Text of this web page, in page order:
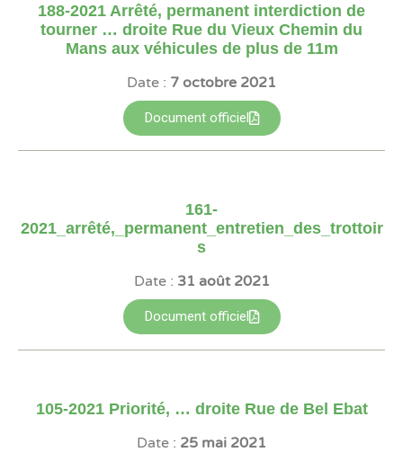
188-2021 Arrêté‚ permanent interdiction de
tourner … droite Rue du Vieux Chemin du
Mans aux véhicules de plus de 11m
Date : 7 octobre 2021
Document officiel
161-
2021_arrêté‚_permanent_entretien_des_trottoir
s
Date : 31 août 2021
Document officiel
105-2021 Priorité‚ … droite Rue de Bel Ebat
Date : 25 mai 2021